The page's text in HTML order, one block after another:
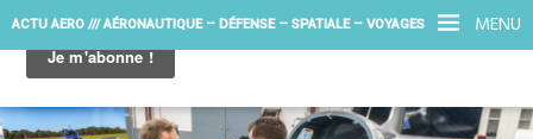
MENU
ACTU AERO /// AÉRONAUTIQUE – DÉFENSE – SPATIALE – VOYAGES